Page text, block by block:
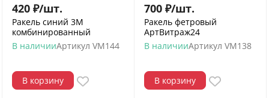
420 ₽/шт.
Ракель синий 3М
комбинированный
В наличииАртикул VM144
В корзину
700 ₽/шт.
Ракель фетровый
АртВитраж24
В наличииАртикул VM138
В корзину